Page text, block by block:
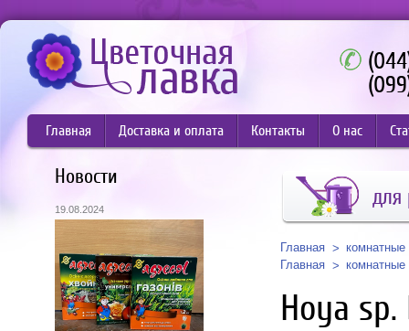
Главная Доставка и оплата Контакты О нас
Новости
19.08.2024
для
Главная
комнатные
Главная
комнатные
Hoya